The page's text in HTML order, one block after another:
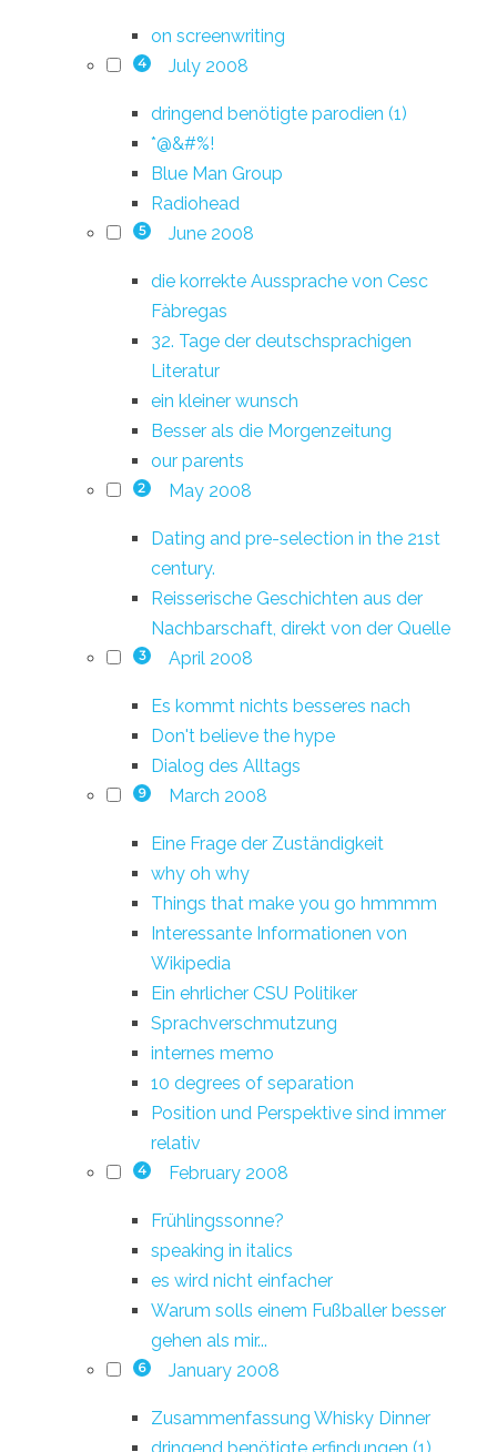
on screenwriting
4 July 2008
dringend benötigte parodien (1)
*@&#%!
Blue Man Group
Radiohead
5 June 2008
die korrekte Aussprache von Cesc
Fàbregas
32. Tage der deutschsprachigen
Literatur
ein kleiner wunsch
Besser als die Morgenzeitung
our parents
2 May 2008
Dating and pre-selection in the 21st
century.
Reisserische Geschichten aus der
Nachbarschaft, direkt von der Quelle
3 April 2008
Es kommt nichts besseres nach
Don't believe the hype
Dialog des Alltags
9 March 2008
Eine Frage der Zuständigkeit
why oh why
Things that make you go hmmmm
Interessante Informationen von
Wikipedia
Ein ehrlicher CSU Politiker
Sprachverschmutzung
internes memo
10 degrees of separation
Position und Perspektive sind immer
relativ
4 February 2008
Frühlingssonne?
speaking in italics
es wird nicht einfacher
Warum solls einem Fußballer besser
gehen als mir...
6 January 2008
Zusammenfassung Whisky Dinner
dringend benötigte erfindungen (1)